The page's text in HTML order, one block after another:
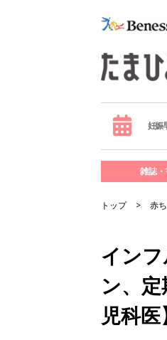
妊娠
雑誌
トップ 赤
イン
ン、
児科医